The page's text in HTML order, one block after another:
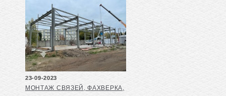
23-09-2023
МОНТАЖ СВЯЗЕЙ, ФАХВЕРКА,